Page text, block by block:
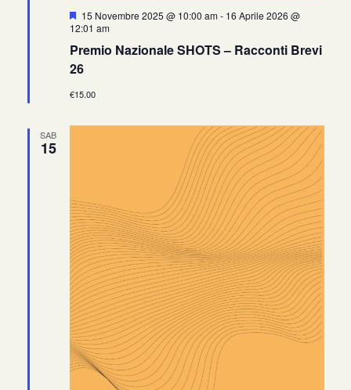
Segnalati
15 Novembre 2025 @ 10:00 am- 16 Aprile 2026 @
12:01 am
Premio Nazionale SHOTS – Racconti Brevi
26
€15.00
SAB
15